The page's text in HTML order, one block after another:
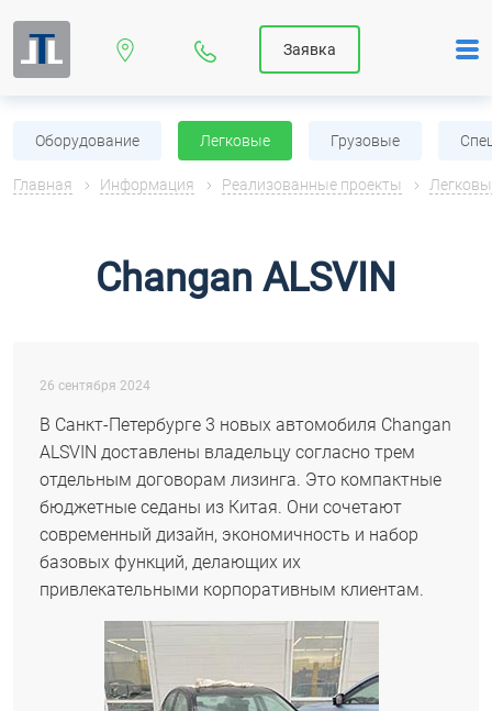
Заявка
Оборудование Легковые Грузовые
Главная Информация Реализованные проекты
Changan ALSVIN
26 сентября 2024
В Санкт-Петербурге 3 новых автомобиля Changan
ALSVIN доставлены владельцу согласно трем
отдельным договорам лизинга. Это компактные
бюджетные седаны из Китая. Они сочетают
современный дизайн, экономичность и набор
базовых функций, делающих их
привлекательными корпоративным клиентам.